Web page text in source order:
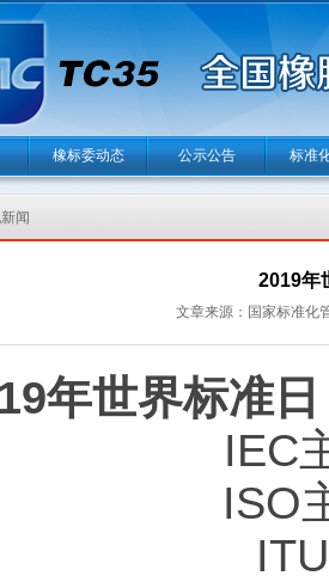
橡标委动态 公示公告 标准
闻
2019年
文章来源： 国家标准化
年世界标准
IEC主
ISO主
ITU